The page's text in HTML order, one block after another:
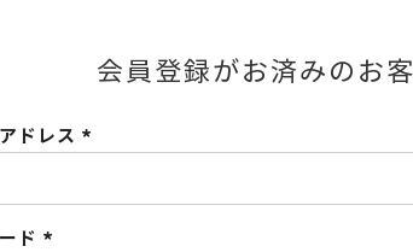
会員登録がお済みのお
ドレス
須)
ド